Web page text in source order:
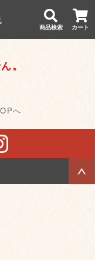
商品検索 カート
。
へ